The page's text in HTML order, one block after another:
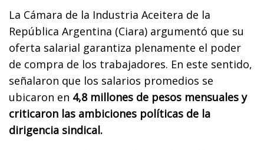
La Cámara de la Industria Aceitera de la
República Argentina (Ciara) argumentó que su
oferta salarial garantiza plenamente el poder
de compra de los trabajadores. En este sentido,
señalaron que los salarios promedios se
ubicaron en 4,8 millones de pesos mensuales y
criticaron las ambiciones políticas de la
dirigencia sindical.